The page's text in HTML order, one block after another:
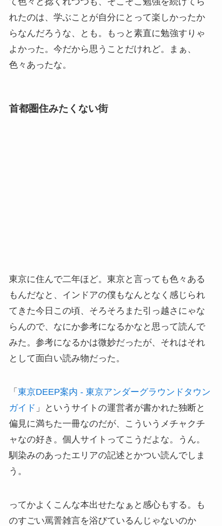
れたのは、学ぶことが自分にとって楽しかったか
らなんだろうな、とも。もっと素直に勉強すりゃ
よかった。今だから思うことだけれど。まぁ、
色々あったな。
首都圏住みたくない街
東京に住んで二年ほど。東京と言っても色々ある
もんだなと、インドアの僕もなんとなく感じられ
てきた今日この頃、そろそろまた引っ越さにゃな
らんので、なにか参考になるかなと思って読んで
みた。参考になるかは微妙だったが、それはそれ
として面白い読み物だった。
「 東京DEEP案内 - 東京アンダーグラウンドタウン
ガイド 」というサイトの運営者が書かれた独断と
偏見に満ちた一冊なのだが、こういうメチャクチ
ャなの好き。個人サイトってこうだよな。うん。
馴染みのあったエリアの記述とかつい読んでしま
う。
ってかよくこんな本出せたなぁと感心もする。も
のすごい罵詈雑言を浴びているんじゃないのか